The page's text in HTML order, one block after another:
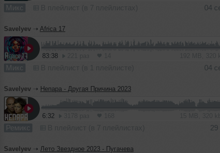
Микс 04
Savelyev ➝ Africa 17
83:38
Микс 04
Savelyev ➝ Непара - Другая Причина 2023
6:32
Ремикс 29
Savelyev ➝ Лето Звездное 2023 - Пугачева